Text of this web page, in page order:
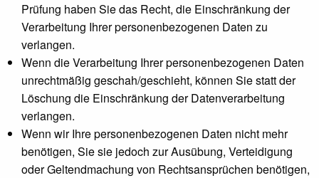
Prüfung haben Sie das Recht, die Einschränkung der
Verarbeitung Ihrer personenbezogenen Daten zu
verlangen.
Wenn die Verarbeitung Ihrer personenbezogenen Daten
unrechtmäßig geschah/geschieht, können Sie statt der
Löschung die Einschränkung der Datenverarbeitung
verlangen.
Wenn wir Ihre personenbezogenen Daten nicht mehr
benötigen, Sie sie jedoch zur Ausübung, Verteidigung
oder Geltendmachung von Rechtsansprüchen benötigen,